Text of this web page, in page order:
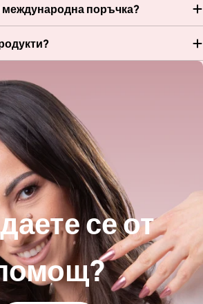
се от
международна поръчка?